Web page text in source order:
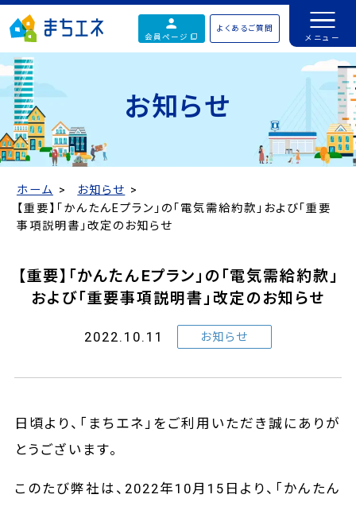
会員ページ
よくあるご質問
お知らせ
ホーム
お知らせ
【重要】「かんたんEプラン」の「電気需給約款」および「重要
事項説明書」改定のお知らせ
【重要】「かんたんEプラン」の「電気需給約款」
および「重要事項説明書」改定のお知らせ
2022.10.11 お知らせ
日頃より、「まちエネ」をご利用いただき誠にありが
とうございます。
このたび弊社は、2022年10月15日より、「かんたん